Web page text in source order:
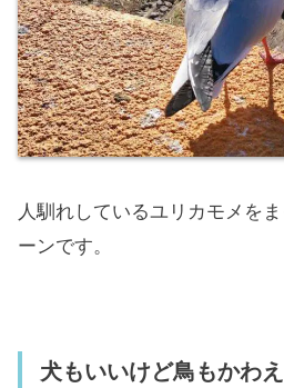
人馴れしているユリカモメを
ーンです。
犬もいいけど鳥もかわ